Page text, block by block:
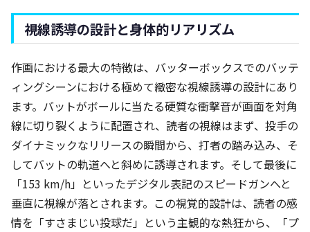
視線誘導の設計と身体的リアリズム
作画における最大の特徴は、バッターボックスでのバッテ
ィングシーンにおける極めて緻密な視線誘導の設計にあり
ます。バットがボールに当たる硬質な衝撃音が画面を対角
線に切り裂くように配置され、読者の視線はまず、投手の
ダイナミックなリリースの瞬間から、打者の踏み込み、そ
してバットの軌道へと斜めに誘導されます。そして最後に
「153 km/h」といったデジタル表記のスピードガンへと
垂直に視線が落とされます。この視覚的設計は、読者の感
情を「すさまじい投球だ」という主観的な熱狂から、「プ